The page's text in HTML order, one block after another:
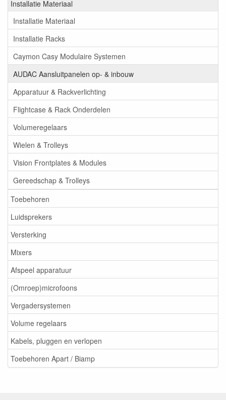
Installatie Materiaal
Installatie Materiaal
Installatie Racks
Caymon Casy Modulaire Systemen
AUDAC Aansluitpanelen op- & inbouw
Apparatuur & Rackverlichting
Flightcase & Rack Onderdelen
Volumeregelaars
Wielen & Trolleys
Vision Frontplates & Modules
Gereedschap & Trolleys
Toebehoren
Luidsprekers
Versterking
Mixers
Afspeel apparatuur
(Omroep)microfoons
Vergadersystemen
Volume regelaars
Kabels, pluggen en verlopen
Toebehoren Apart / Biamp